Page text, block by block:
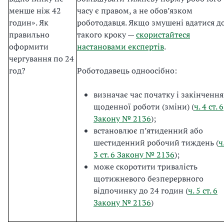
менше ніж 42
годин». Як
правильно
оформити
чергування по 24
год?
часу є правом, а не обов’язком
роботодавця. Якщо змушені вдатися
такого кроку —скористайтеся
настановами експертів.
Роботодавець одноосібно:
визначає час початку і закінчення
щоденної роботи (зміни) (ч. 4 ст. 6
Закону № 2136);
встановлює п’ятиденний або
шестиденний робочий тиждень (
3 ст. 6 Закону № 2136);
може скоротити тривалість
щотижневого безперервного
відпочинку до 24 годин (ч. 5 ст. 6
Закону № 2136)